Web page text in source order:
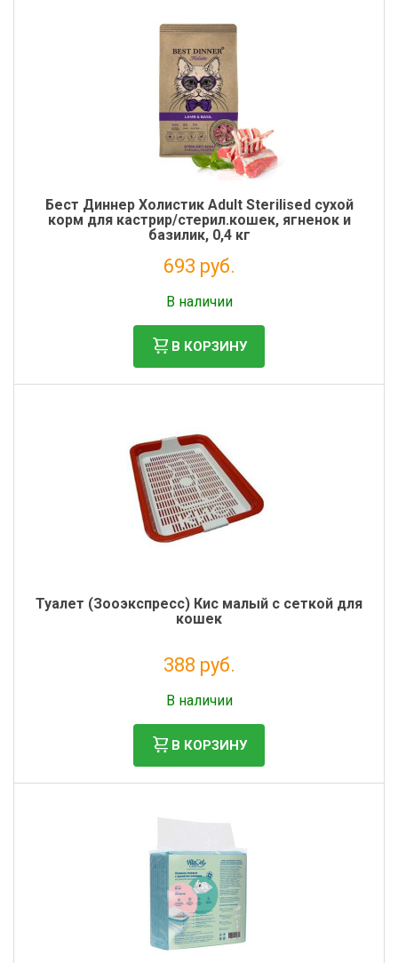
Бест Диннер Холистик Adult Sterilised сухой
корм для кастрир/стерил.кошек, ягненок и
базилик, 0,4 кг
693 руб.
В наличии
В КОРЗИНУ
Туалет (Зооэкспресс) Кис малый с сеткой для
кошек
388 руб.
В наличии
В КОРЗИНУ